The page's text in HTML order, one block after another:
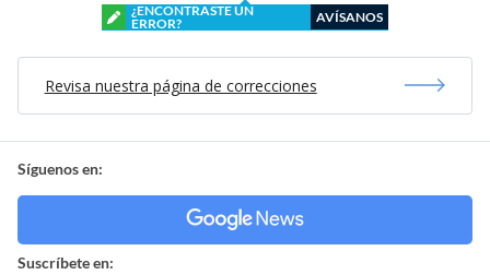
¿ENCONTRASTE UN
ERROR?
AVÍSANOS
Revisa nuestra página de correcciones
Síguenos en:
Suscríbete en: